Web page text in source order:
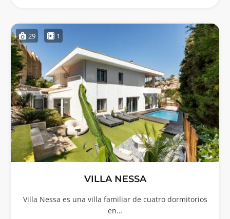
29 1
VILLA NESSA
Villa Nessa es una villa familiar de cuatro dormitorios
en…